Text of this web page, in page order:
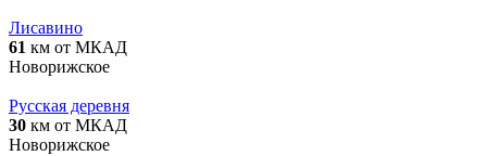
Лисавино
61 км от МКАД
Новорижское
Русская деревня
30 км от МКАД
Новорижское